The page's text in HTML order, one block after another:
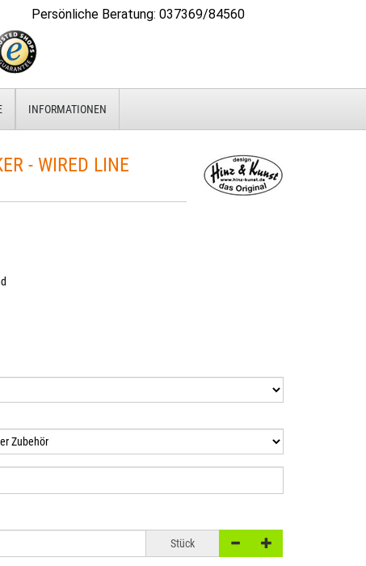
Persönliche Beratung: 037369/84560
INFORMATIONEN
- WIRED LINE
Stück